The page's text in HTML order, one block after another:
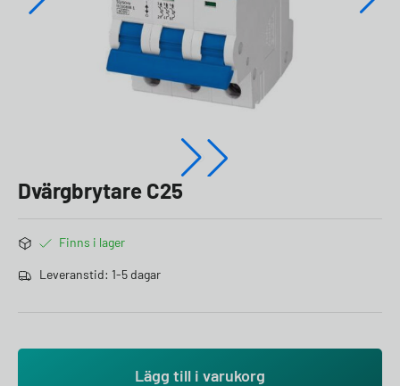
Dvärgbrytare C25
Finns i lager
Leveranstid: 1-5 dagar
Lägg till i varukorg